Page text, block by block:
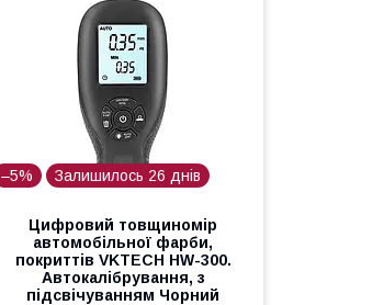
–5% Залишилось 26 днів
Цифровий товщиномір
автомобільної фарби,
покриттів VKTECH HW-300.
Автокалібрування, з
підсвічуванням Чорний